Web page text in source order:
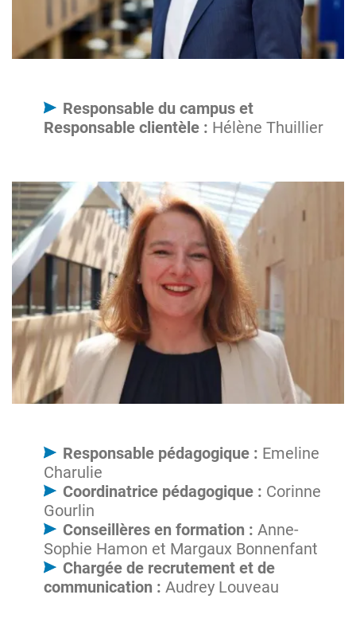
Responsable du campus et
Responsable clientèle : Hélène Thuillier
Image
Responsable pédagogique : Emeline
Charulie
Coordinatrice pédagogique : Corinne
Gourlin
Conseillères en formation : Anne-
Sophie Hamon et Margaux Bonnenfant
Chargée de recrutement et de
communication : Audrey Louveau